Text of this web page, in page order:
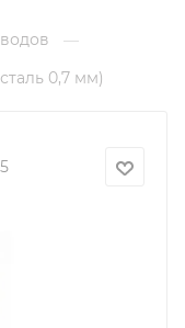
—
0,7 мм)